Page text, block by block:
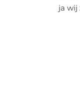
ja wij